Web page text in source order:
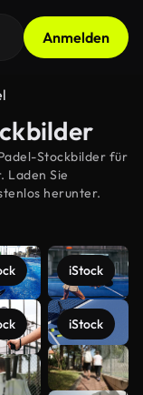
Anmelden
Stockbilder für
Laden Sie
herunter.
iStock
iStock
Mehr
anzeigen